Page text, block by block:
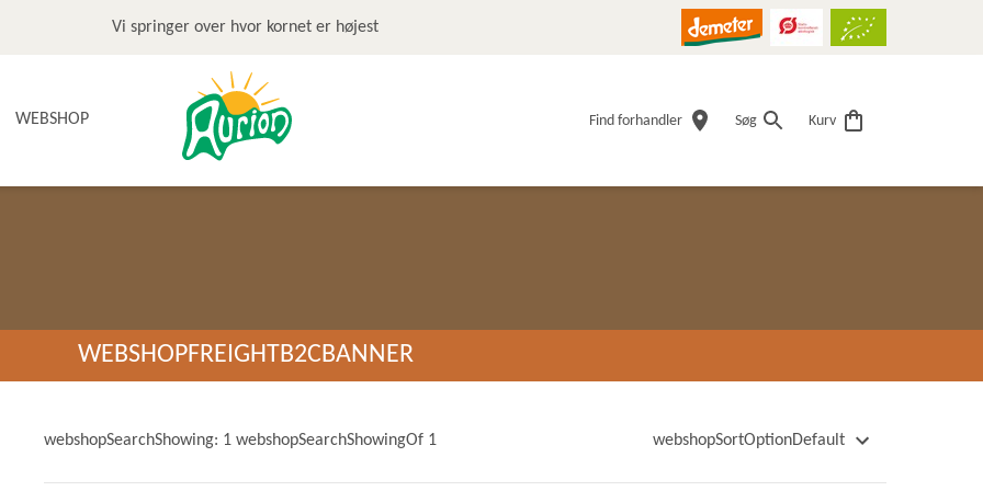
Vi springer over hvor kornet er højest
WEBSHOP
BÆLGFRUGTER
FRUGTRULLER
Find forhandler Søg Kurv
WEBSHOPFREIGHTB2CBANNER
webshopSearchShowing: 1 webshopSearchShowingOf 1 webshopSortOptionDefault
webshopSortOptionName